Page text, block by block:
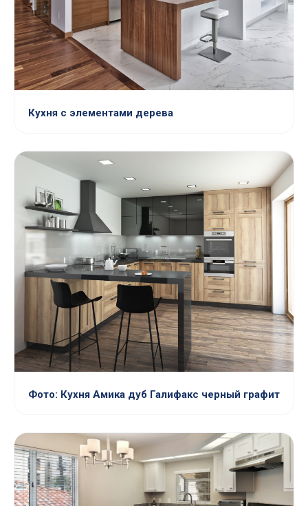
Кухня с элементами дерева
Фото: Кухня Амика дуб Галифакс черный графит